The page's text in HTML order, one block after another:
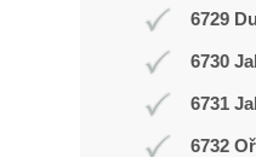
6729
6730
6731
6732